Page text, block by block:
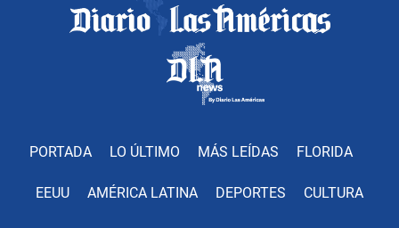
PORTADA LO ÚLTIMO MÁS LEÍDAS FLORIDA
EEUU AMÉRICA LATINA DEPORTES CULTURA